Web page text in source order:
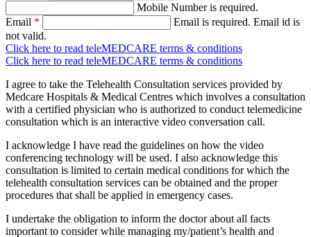
Mobile Number is required.
Email * Email is required. Email id is
not valid.
Click here to read teleMEDCARE terms & conditions
Click here to read teleMEDCARE terms & conditions
I agree to take the Telehealth Consultation services provided by
Medcare Hospitals & Medical Centres which involves a consultation
with a certified physician who is authorized to conduct telemedicine
consultation which is an interactive video conversation call.
I acknowledge I have read the guidelines on how the video
conferencing technology will be used. I also acknowledge this
consultation is limited to certain medical conditions for which the
telehealth consultation services can be obtained and the proper
procedures that shall be applied in emergency cases.
I undertake the obligation to inform the doctor about all facts
important to consider while managing my/patient’s health and